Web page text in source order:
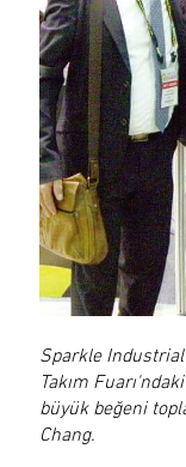
Sparkle Industrial
Takım
büyük beğeni
Chang.